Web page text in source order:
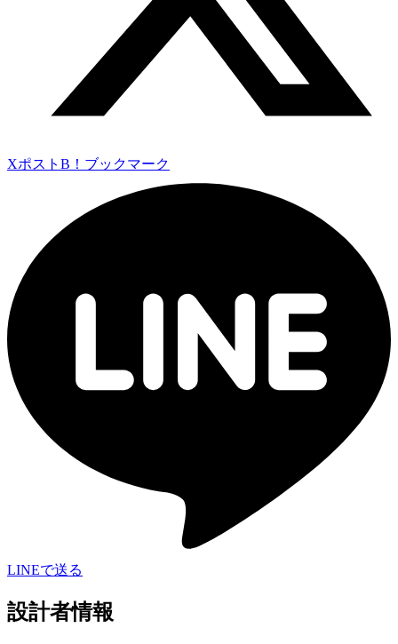
Xポスト B！ブックマーク
LINEで送る
設計者情報